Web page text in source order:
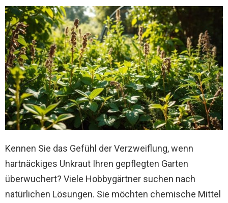
Kennen Sie das Gefühl der Verzweiflung, wenn
hartnäckiges Unkraut Ihren gepflegten Garten
überwuchert? Viele Hobbygärtner suchen nach
natürlichen Lösungen. Sie möchten chemische Mittel